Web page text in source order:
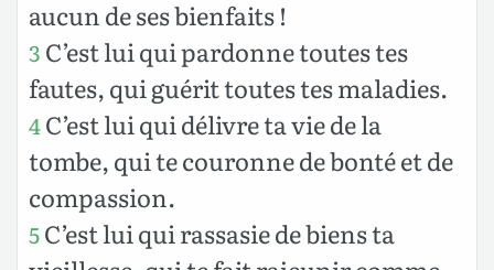
aucun de ses bienfaits !
3 C’est lui qui pardonne toutes tes
fautes, qui guérit toutes tes maladies.
4C’est lui qui délivre ta vie de la
tombe, qui te couronne de bonté et de
compassion.
5C’est lui qui rassasie de biens ta